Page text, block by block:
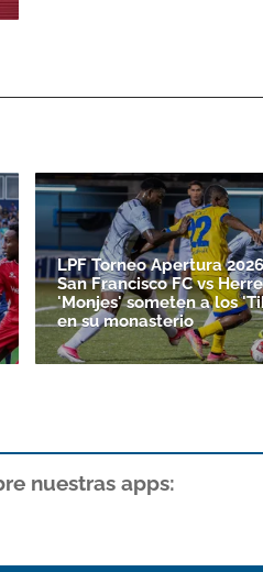
LPF Torneo Apertura
San Francisco FC vs
'Monjes' someten a los
en su monasterio
nuestras apps: